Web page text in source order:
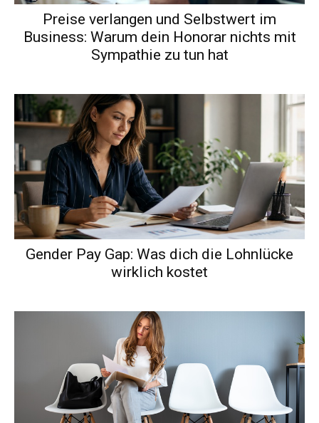
Preise verlangen und Selbstwert im
Business: Warum dein Honorar nichts mit
Sympathie zu tun hat
Gender Pay Gap: Was dich die Lohnlücke
wirklich kostet